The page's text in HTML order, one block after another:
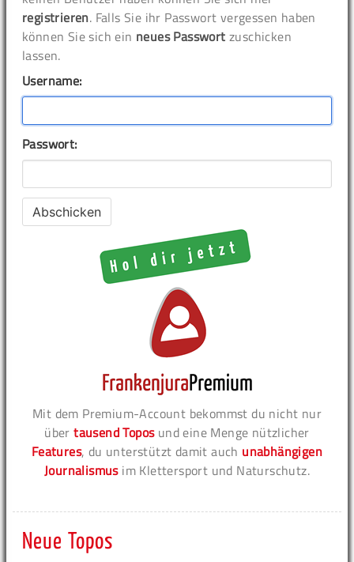
registrieren. Falls Sie ihr Passwort vergessen haben
können Sie sich ein neues Passwort zuschicken
lassen.
Username:
Passwort:
Mit dem Premium-Account bekommst du nicht nur
übertausend Toposund eine Menge nützlicher
Features, du unterstützt damit auch unabhängigen
Journalismusim Klettersport und Naturschutz.
Neue Topos